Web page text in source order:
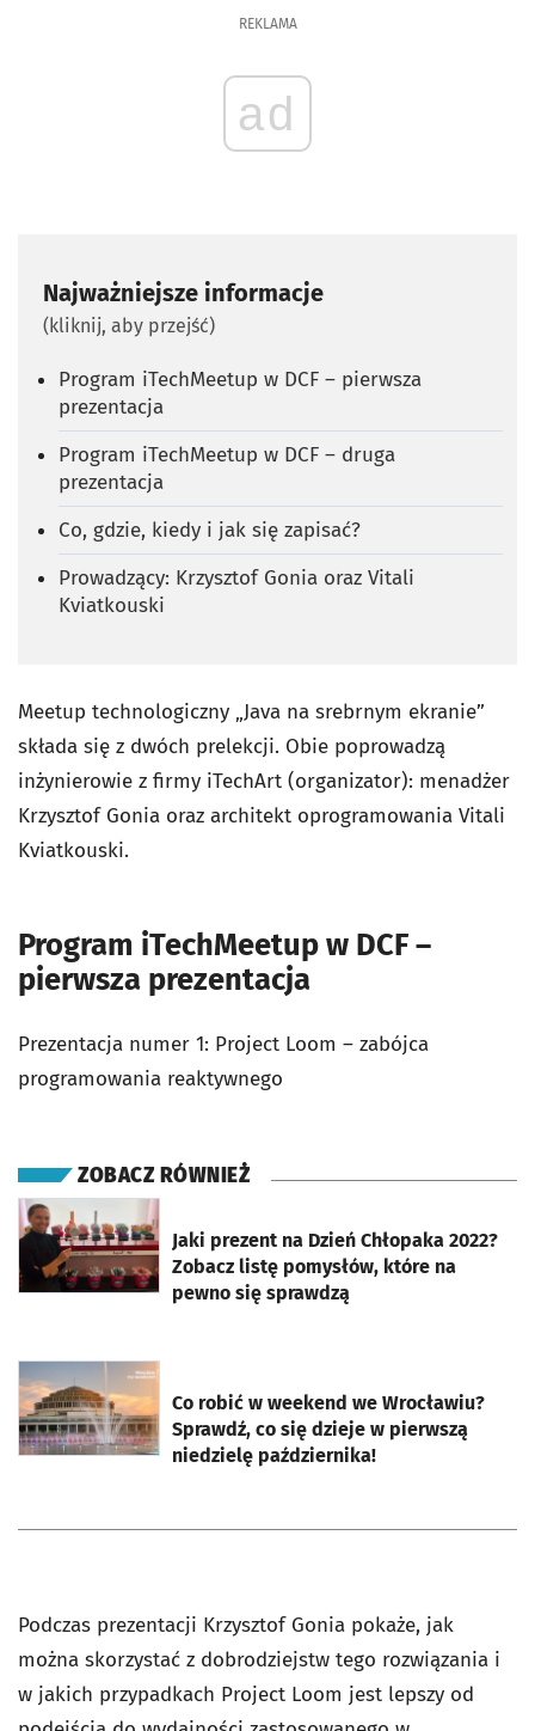
REKLAMA
ad
Najważniejsze informacje
(kliknij, aby przejść)
Program iTechMeetup w DCF – pierwsza
prezentacja
Program iTechMeetup w DCF – druga
prezentacja
Co, gdzie, kiedy i jak się zapisać?
Prowadzący: Krzysztof Gonia oraz Vitali
Kviatkouski
Meetup technologiczny „Java na srebrnym ekranie”
składa się z dwóch prelekcji. Obie poprowadzą
inżynierowie z firmy iTechArt (organizator): menadżer
Krzysztof Gonia oraz architekt oprogramowania Vitali
Kviatkouski.
Program iTechMeetup w DCF –
pierwsza prezentacja
Prezentacja numer 1: Project Loom – zabójca
programowania reaktywnego
ZOBACZ RÓWNIEŻ
Jaki prezent na Dzień Chłopaka 2022?
Zobacz listę pomysłów, które na
pewno się sprawdzą
otworzy się w nowej karcie
Co robić w weekend we Wrocławiu?
Sprawdź, co się dzieje w pierwszą
niedzielę października!
otworzy się w nowej karcie
Podczas prezentacji Krzysztof Gonia pokaże, jak
można skorzystać z dobrodziejstw tego rozwiązania i
w jakich przypadkach Project Loom jest lepszy od